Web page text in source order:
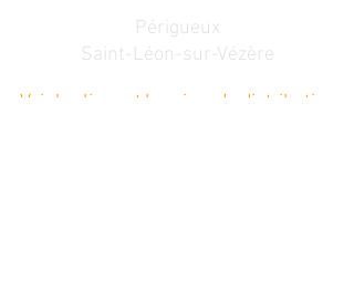
Périgueux
Saint-Léon-sur-Vézère
Voir les lieux et horaires de distribution